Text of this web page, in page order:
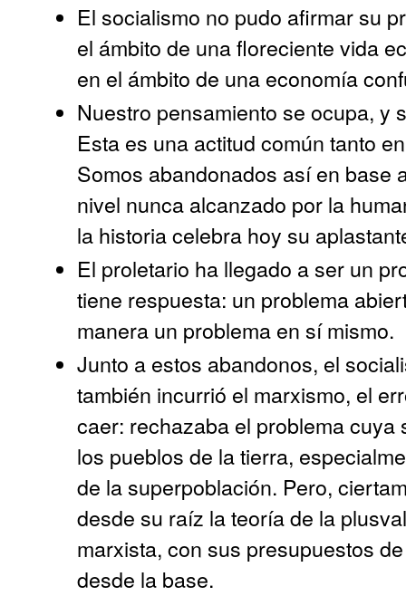
El socialismo no pudo afirmar su
el ámbito de una floreciente vida
en el ámbito de una economía
Nuestro pensamiento se ocupa, y
Esta es una actitud común tanto
Somos abandonados así en base
nivel nunca alcanzado por la
la historia celebra hoy su
El proletario ha llegado a ser un
tiene respuesta: un problema
manera un problema en sí mismo.
Junto a estos abandonos, el
también incurrió el marxismo, el
caer: rechazaba el problema
los pueblos de la tierra,
de la superpoblación. Pero,
desde su raíz la teoría de la
marxista, con sus presupuestos
desde la base.